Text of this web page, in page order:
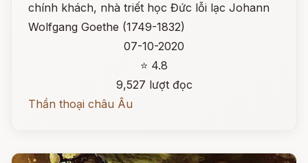
chính khách, nhà triết học Đức lỗi lạc Johann
Wolfgang Goethe (1749-1832)
07-10-2020
⭐ 4.8
9,527 lượt đọc
Thần thoại châu Âu